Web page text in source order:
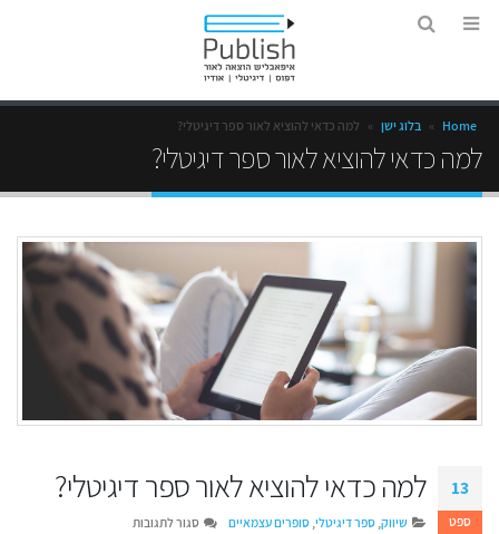
Home
» בלוג ישן » למה כדאי להוציא לאור ספר דיגיטלי?
למה כדאי להוציא לאור ספר דיגיטלי?
13
ספט
למה כדאי להוציא לאור ספר דיגיטלי?
שיווק, ספר דיגיטלי, סופרים עצמאיים סגור לתגובות